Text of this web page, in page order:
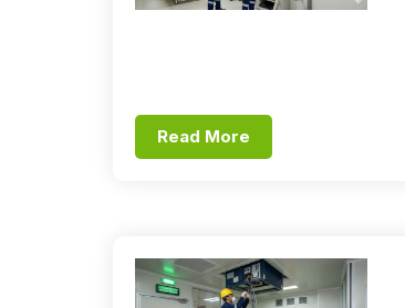
Read More